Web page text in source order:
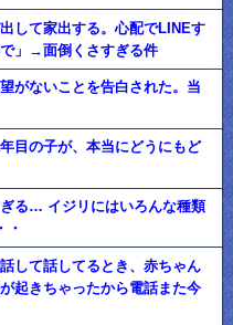
して家出する。心配でLINEす
」→面倒くさすぎる件
がないことを告白された。当
目の子が、本当にどうにもど
る… イジリにはいろんな種類
・
して話してるとき、赤ちゃん
起きちゃったから電話また今